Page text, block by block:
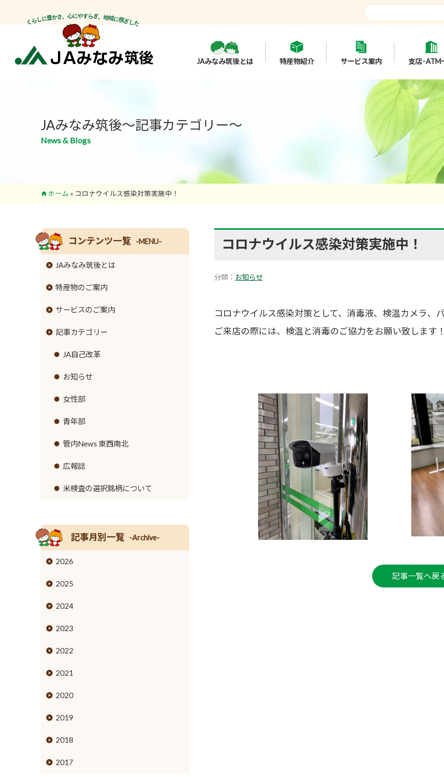
JAみなみ筑後とは 特産物紹介 サービス案内 支店･ATM
JAみなみ筑後～記事カテゴリー～
News & Blogs
ホーム » コロナウイルス感染対策実施中！
コロナウイルス感染対策実施中！
分類： お知らせ
コロナウイルス感染対策として、消毒液、検温カメラ、
ご来店の際には、検温と消毒のご協力をお願い致します
記事一覧へ戻
コンテンツ一覧 -MENU-
JAみなみ筑後とは
組合長挨拶
組合員数･組合員組織
情報開示
事業内容
支店･店舗･ATM一覧
ご利用にあたって
セキュリティ基本方針
新規職員採用募集
リンク集
特産物のご案内
米
麦
大豆
牛
豚
鶏
ナス
セロリ
イチゴ
グリーンアスパラガス
サービスのご案内
JAバンクのご案内
ローンのご案内
各種手数料
金利情報
お取引ごとの定型約款
JA共済のご案内
緊急のご連絡
直売所のご案内
営農資材
生活資材
高齢者福祉サービス
営業時間とご利用料金
農機具レンタル事業のご案内
記事カテゴリー
JA自己改革
お知らせ
女性部
青年部
管内News 東西南北
広報誌
米検査の選択銘柄について
記事月別一覧 -Archive-
2026
2025
2024
2023
2022
2021
2020
2019
2018
2017